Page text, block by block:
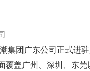
团广东公司正式进驻
覆盖广州、深圳、东